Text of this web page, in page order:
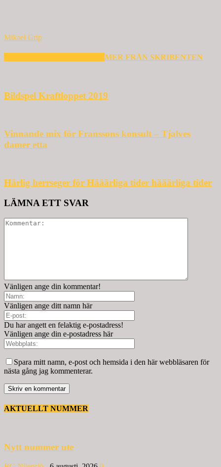
Mikael Grip
MER FRÅN SKRIBENTEN
Bildspel Kraftloppet 2019
Vinnande mix för Franssons konsult – Tjalves
damer etta
Härlig herrseger för Hääärliga tider hääärliga tider
LÄMNA ETT SVAR
Vänligen ange din kommentar!
Vänligen ange ditt namn här
Du har angett en felaktig e-postadress!
Vänligen ange din e-postadress här
Spara mitt namn, e-post och hemsida i den här webbläsaren för
nästa gång jag kommenterar.
AKTUELLT NUMMER
Nytt nummer ute